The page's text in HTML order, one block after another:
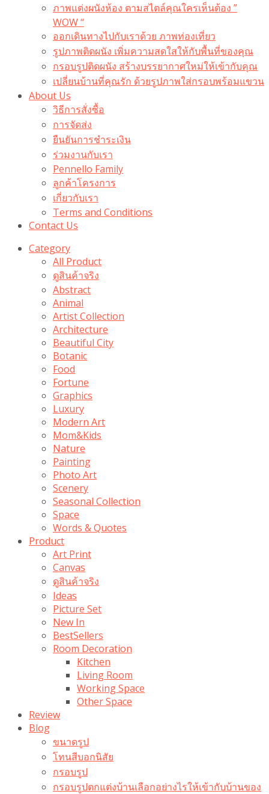
ภาพแต่งผนังห้อง ตามสไตล์คุณใครเห็นต้อง ”
WOW “
ออกเดินทางไปกับเราด้วย ภาพท่องเที่ยว
รูปภาพติดผนัง เพิ่มความสดใสให้กับพื้นที่ของคุณ
กรอบรูปติดผนัง สร้างบรรยากาศใหม่ให้เข้ากับคุณ
เปลี่ยนบ้านที่คุณรัก ด้วยรูปภาพใส่กรอบพร้อมแขวน​
About Us
วิธีการสั่งซื้อ
การจัดส่ง
ยืนยันการชำระเงิน
ร่วมงานกับเรา
Pennello Family
ลูกค้าโครงการ
เกี่ยวกับเรา
Terms and Conditions
Contact Us
Category
All Product
ดูสินค้าจริง
Abstract
Animal
Artist Collection
Architecture
Beautiful City
Botanic
Food
Fortune
Graphics
Luxury
Modern Art
Mom&Kids
Nature
Painting
Photo Art
Scenery
Seasonal Collection
Space
Words & Quotes
Product
Art Print
Canvas
ดูสินค้าจริง
Ideas
Picture Set
New In
BestSellers
Room Decoration
Kitchen
Living Room
Working Space
Other Space
Review
Blog
ขนาดรูป
โทนสีบอกนิสัย
กรอบรูป
กรอบรูปตกแต่งบ้านเลือกอย่างไรให้เข้ากับบ้านของ